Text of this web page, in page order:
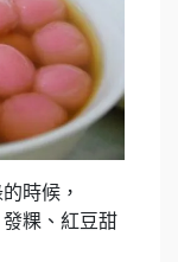
時候，
粿、紅豆甜